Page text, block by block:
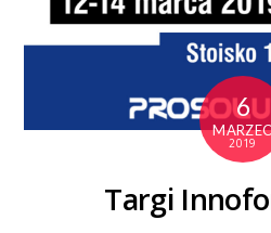
6
2019
Targi